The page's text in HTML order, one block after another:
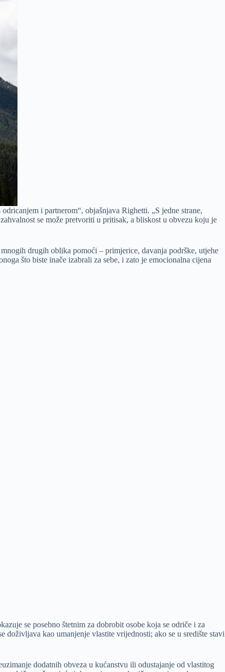
i partnerom“, objašnjava Righetti. „S jedne strane,
se može pretvoriti u pritisak, a bliskost u obvezu koju je
drugih oblika pomoći – primjerice, davanja podrške, utjehe
što biste inače izabrali za sebe, i zato je emocionalna cijena
se posebno štetnim za dobrobit osobe koja se odriče i za
doživljava kao umanjenje vlastite vrijednosti; ako se u središte stavi
dodatnih obveza u kućanstvu ili odustajanje od vlastitog